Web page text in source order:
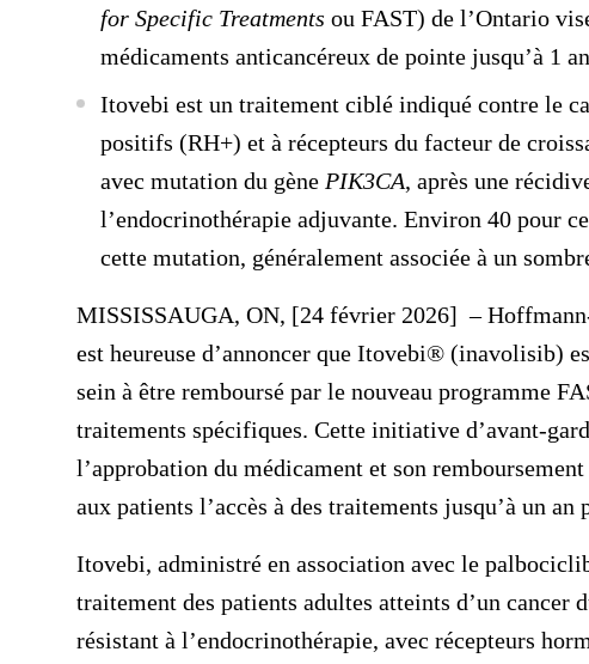
for Specific Treatments ou FAST) de l’Ontario
médicaments anticancéreux de pointe jusqu’à 1
Itovebi est un traitement ciblé indiqué contre le
positifs (RH+) et à récepteurs du facteur de
avec mutation du gène PIK3CA, après une
l’endocrinothérapie adjuvante. Environ 40 pour
cette mutation, généralement associée à un
MISSISSAUGA, ON, [24 février 2026]–
est heureuse d’annoncer que Itovebi® (inavolisib)
sein à être remboursé par le nouveau programme
traitements spécifiques. Cette initiative d’avant-
l’approbation du médicament et son
aux patients l’accès à des traitements jusqu’à un an
Itovebi, administré en association avec le
traitement des patients adultes atteints d’un cancer
résistant à l’endocrinothérapie, avec récepteurs